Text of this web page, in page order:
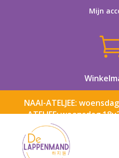
Mijn
NAAI-ATELJEE:
ATELJEE: woensdag